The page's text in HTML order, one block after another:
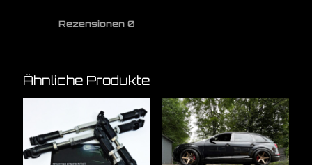
Rezensionen 0
Ähnliche Produkte